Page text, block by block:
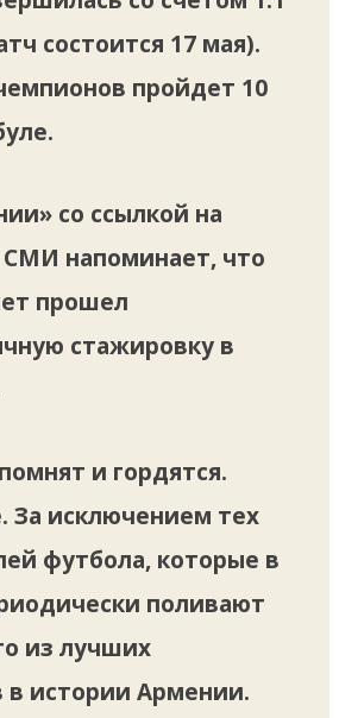
состоится 17 мая).
пройдет 10
со ссылкой на
СМИ напоминает, что
прошел
стажировку в
и гордятся.
За исключением тех
футбола, которые в
поливают
из лучших
в истории Армении.